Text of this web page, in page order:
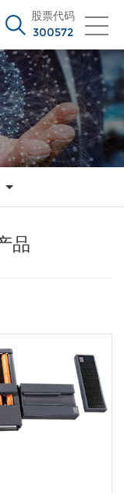
股票代码
300572
品